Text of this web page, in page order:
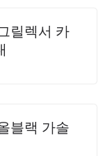
릴렉서 카
블랙 가솔